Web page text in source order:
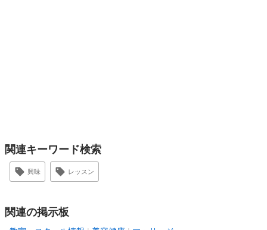
関連キーワード検索
興味 レッスン
関連の掲示板